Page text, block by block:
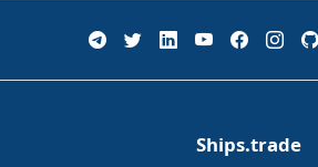
Ships.trade